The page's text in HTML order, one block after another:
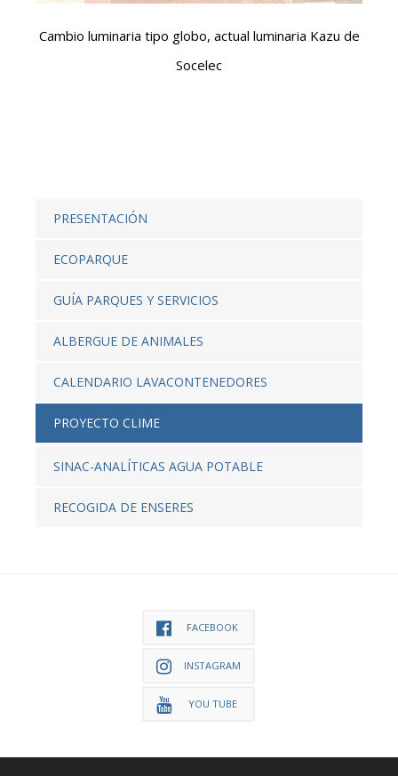
Cambio luminaria tipo globo, actual luminaria Kazu de
Socelec
PRESENTACIÓN
ECOPARQUE
GUÍA PARQUES Y SERVICIOS
ALBERGUE DE ANIMALES
CALENDARIO LAVACONTENEDORES
PROYECTO CLIME
SINAC-ANALÍTICAS AGUA POTABLE
RECOGIDA DE ENSERES
FACEBOOK
INSTAGRAM
YOU TUBE